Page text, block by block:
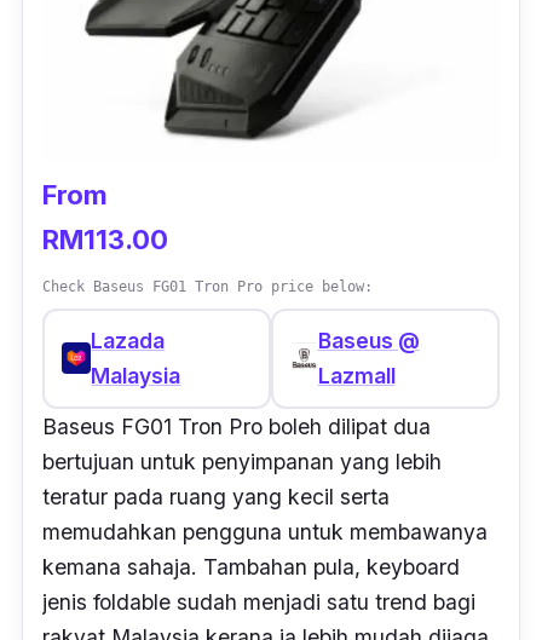
From
RM113.00
Check Baseus FG01 Tron Pro price below:
Lazada
Malaysia
Baseus @
Lazmall
Baseus FG01 Tron Pro boleh dilipat dua
bertujuan untuk penyimpanan yang lebih
teratur pada ruang yang kecil serta
memudahkan pengguna untuk membawanya
kemana sahaja. Tambahan pula, keyboard
jenis foldable sudah menjadi satu trend bagi